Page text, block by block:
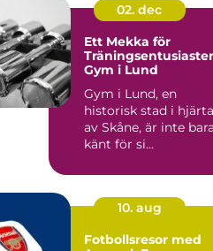
02. dec
Ett Mekka för
Gym i Lund
Gym i Lund, en
historisk stad i
av Skåne, är inte bara
känt för si...
10. aug
Fotbollsresor med